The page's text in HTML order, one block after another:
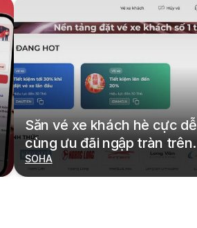
Săn vé xe khách hè cực dễ
cùng ưu đãi ngập tràn trên
redBus
SOHA